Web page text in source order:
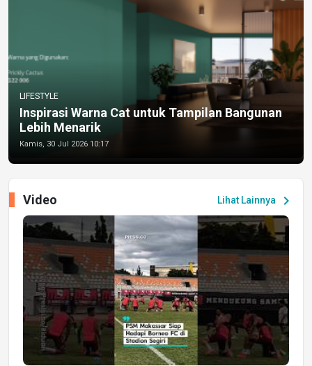
LIFESTYLE
Inspirasi Warna Cat untuk Tampilan Bangunan
Lebih Menarik
Kamis, 30 Jul 2026 10:17
Lihat Lainnya chevron_right
Video